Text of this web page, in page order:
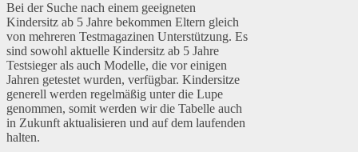
Bei der Suche nach einem geeigneten
Kindersitz ab 5 Jahre bekommen Eltern gleich
von mehreren Testmagazinen Unterstützung. Es
sind sowohl aktuelle Kindersitz ab 5 Jahre
Testsieger als auch Modelle, die vor einigen
Jahren getestet wurden, verfügbar. Kindersitze
generell werden regelmäßig unter die Lupe
genommen, somit werden wir die Tabelle auch
in Zukunft aktualisieren und auf dem laufenden
halten.